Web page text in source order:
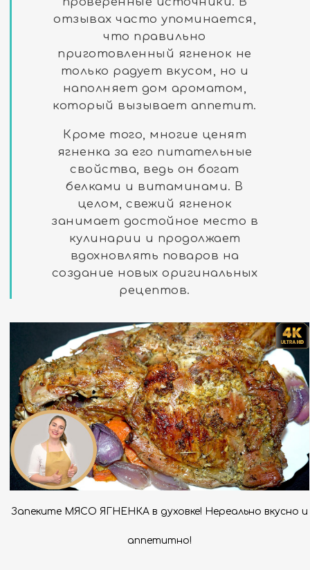
отзывах часто упоминается,
что правильно
приготовленный ягненок не
только радует вкусом, но и
наполняет дом ароматом,
который вызывает аппетит.
Кроме того, многие ценят
ягненка за его питательные
свойства, ведь он богат
белками и витаминами. В
целом, свежий ягненок
занимает достойное место в
кулинарии и продолжает
вдохновлять поваров на
создание новых оригинальных
рецептов.
Запеките МЯСО ЯГНЕНКА в духовке! Нереально вкусно и
аппетитно!